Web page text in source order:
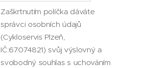
Zaškrtnutím políčka dáváte
správci osobních údajů
(Cykloservis Plzeň,
IČ:67074821) svůj výslovný a
svobodný souhlas s uchováním